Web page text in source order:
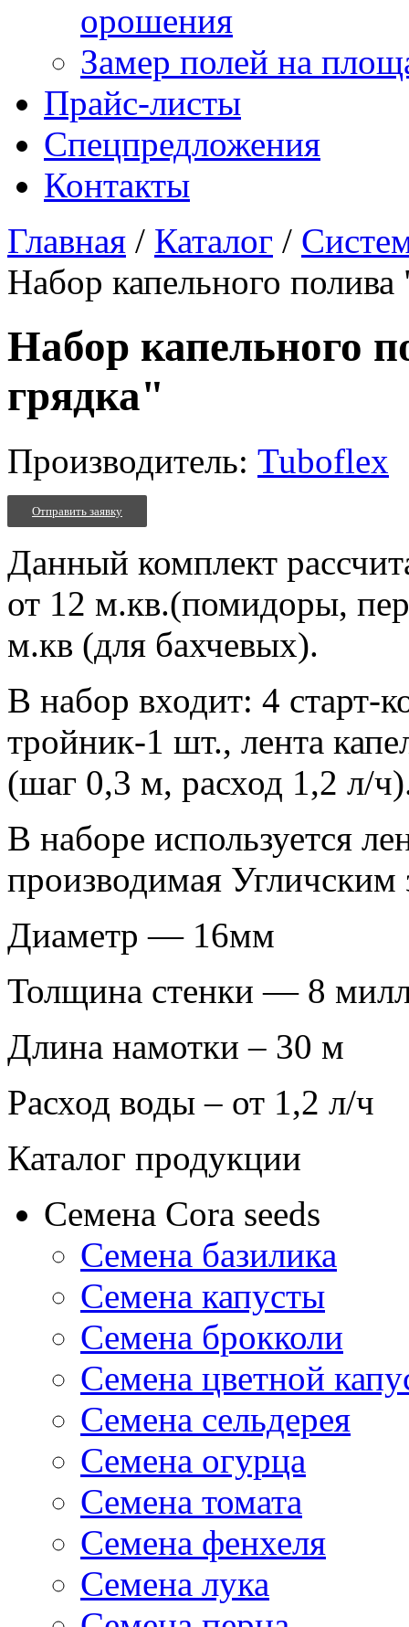
орошения
Замер полей на
Прайс-листы
Спецпредложения
Контакты
Главная / Каталог /
Набор капельного
Набор капельного
грядка"
Производитель: Tuboflex
Отправить заявку
Данный комплект
от 12 м.кв.(помидоры,
м.кв (для бахчевых).
В набор входит: 4 старт-
тройник-1 шт., лента
(шаг 0,3 м, расход 1,2 л/
В наборе используется
производимая
Диаметр ― 16мм
Толщина стенки ― 8
Длина намотки – 30 м
Расход воды – от 1,2 л/ч
Каталог продукции
Семена Cora seeds
Семена базилика
Семена капусты
Семена брокколи
Семена цветной
Семена сельдерея
Семена огурца
Семена томата
Семена фенхеля
Семена лука